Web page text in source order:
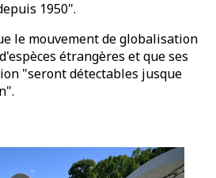
1950".
le mouvement de globalisation
étrangères et que ses
"seront détectables jusque